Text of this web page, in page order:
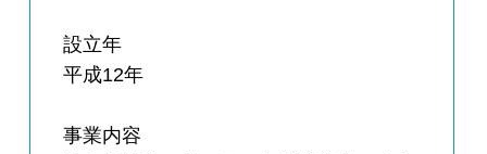
設立年
平成12年
事業内容